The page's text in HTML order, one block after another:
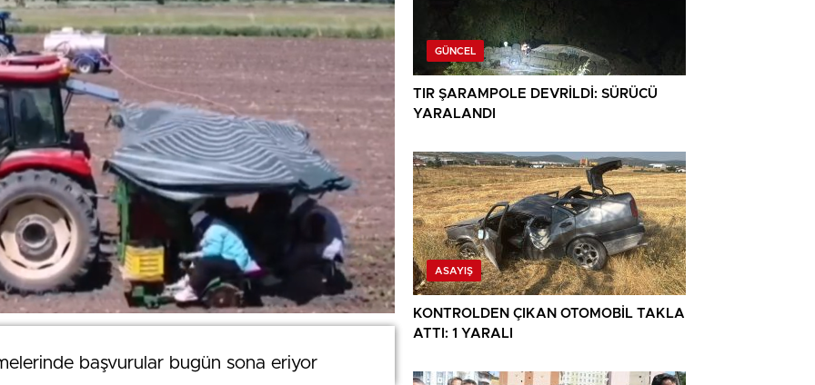
başvurular bugün sona eriyor
Newsbaşvurular bugün sona eriyor
GÜNCEL
TIR ŞARAMPOLE DEVRİLDİ: SÜRÜCÜ
YARALANDI
ASAYIŞ
KONTROLDEN ÇIKAN OTOMOBİL TAKLA
ATTI: 1 YARALI